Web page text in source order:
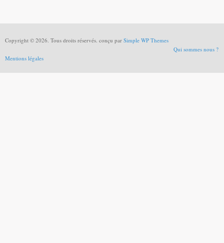
Copyright © 2026. Tous droits réservés. conçu par Simple WP Themes
Qui sommes nous ?
Mentions légales